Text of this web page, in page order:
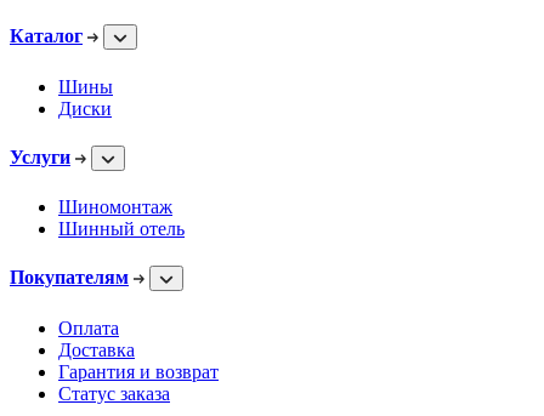
Каталог
Шины
Диски
Услуги
Шиномонтаж
Шинный отель
Покупателям
Оплата
Доставка
Гарантия и возврат
Статус заказа